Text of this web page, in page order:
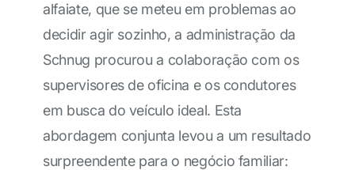
alfaiate, que se meteu em problemas ao
decidir agir sozinho, a administração da
Schnug procurou a colaboração com os
supervisores de oficina e os condutores
em busca do veículo ideal. Esta
abordagem conjunta levou a um resultado
surpreendente para o negócio familiar: